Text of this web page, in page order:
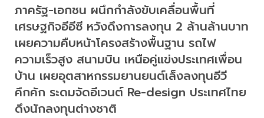
ภาครัฐ-เอกชน ผนึกกำลังขับเคลื่อนพื้นที่
เศรษฐกิจอีอีซี หวังดึงการลงทุน 2 ล้านล้านบาท
เผยความคืบหน้าโครงสร้างพื้นฐาน รถไฟ
ความเร็วสูง สนามบิน เหนือคู่แข่งประเทศเพื่อน
บ้าน เผยอุตสาหกรรมยานยนต์เล็งลงทุนอีวี
คึกคัก ระดมจัดอีเวนต์ Re-design ประเทศไทย
ดึงนักลงทุนต่างชาติ